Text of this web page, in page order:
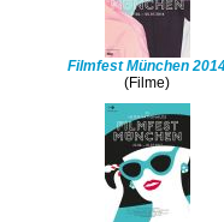
Filmfest München
(Filme)